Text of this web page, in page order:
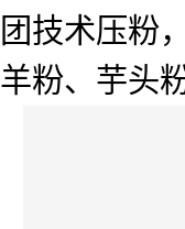
团技术压粉
羊粉、芋头